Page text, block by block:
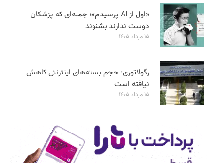
«اول از AI پرسیدم»؛ جمله‌ای که پزشکان
دوست ندارند بشنوند
۱۵ مرداد ۱۴۰۵
رگولاتوری: حجم بسته‌های اینترنتی کاهش
نیافته است
۱۵ مرداد ۱۴۰۵